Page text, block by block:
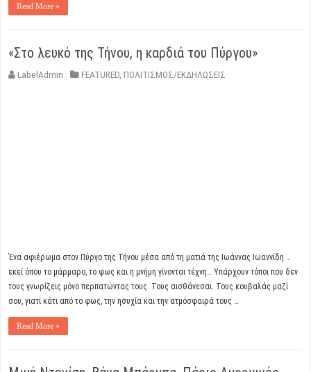
Read More »
«Στο λευκό της Τήνου, η καρδιά του Πύργου»
LabelAdmin FEATURED ΠΟΛΙΤΙΣΜΟΣ/ΕΚΔΗΛΩΣΕΙΣ
Ένα αφιέρωμα στον Πύργο της Τήνου μέσα από τη ματιά της Ιωάννας Ιωαννίδη …
εκεί όπου το μάρμαρο, το φως και η μνήμη γίνονται τέχνη… Υπάρχουν τόποι που δεν
τους γνωρίζεις μόνο περπατώντας τους. Τους αισθάνεσαι. Τους κουβαλάς μαζί
σου, γιατί κάτι από το φως, την ησυχία και την ατμόσφαιρά τους …
Read More »